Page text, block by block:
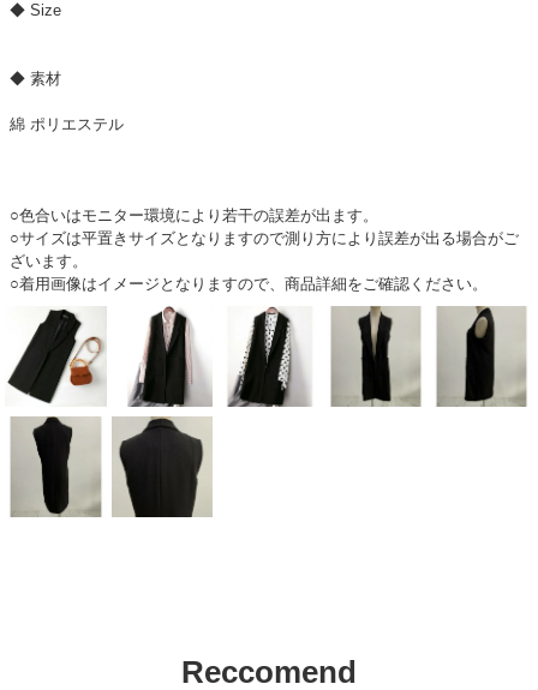
◆ Size
◆ 素材
綿 ポリエステル
○色合いはモニター環境により若干の誤差が出ます。
○サイズは平置きサイズとなりますので測り方により誤差が出る場合がご
ざいます。
○着用画像はイメージとなりますので、商品詳細をご確認ください。
Reccomend